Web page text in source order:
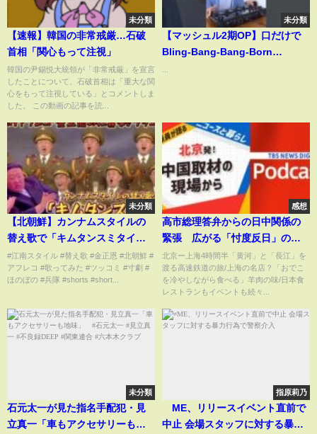
未分類
【速報】韓国の非常戒厳…石破
首相「関心もって注視」
韓国の尹錫悦大統領が「非常戒厳」を宣言
したことについて、石破首相は「重大な関
心をもって注視している」とコメントしま
した。 この動画の記事を読...
未分類
【マッシュル2期OP】口だけで
Bling-Bang-Bang-Born
未分類
【北朝鮮】カンナムスタイルの
替え歌で「キムタンスミタイ」
おまけアフレコ「金正恩の仁義
なきツッコミ」
#江南スタイル #替え歌 #金正恩 #北朝鮮 #
アフレコ #歌ってみた #ツッコミ #寸劇 #
ほのぼの #兵隊 #shorts #short...
感想
高市総理答弁からの日中関係の
緊張 広がる「忖度反日」の空
気 中国の狙いと本音は【音声
解説】（2025年11月26日）｜
TBS NEWS DIG
北京ー上海4時間半「黄河」と「長江」を
渡る高速鉄道の旅/上海の名店？「おでこ
を冷やしながら食べる」羊肉の味/日本食
レストランもイベントも続々...
未分類
石元太一が見た指名手配犯・見
立真一「車もアクセサリーも地
指原莉乃
≠ME、リリースイベント直前で
中止 会場スタッフに対する暴力